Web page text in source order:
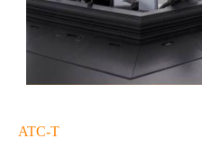
ATC-T